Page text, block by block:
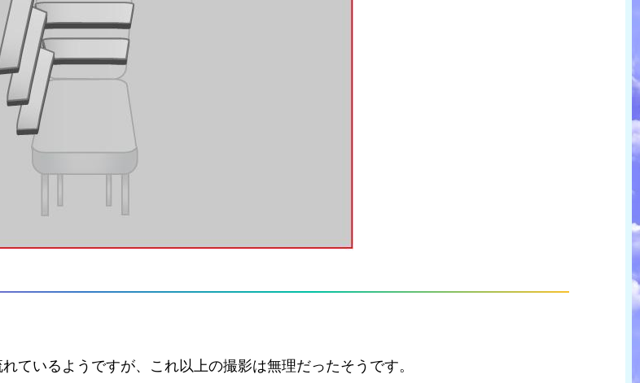
ているようですが、これ以上の撮影は無理だったそうです。